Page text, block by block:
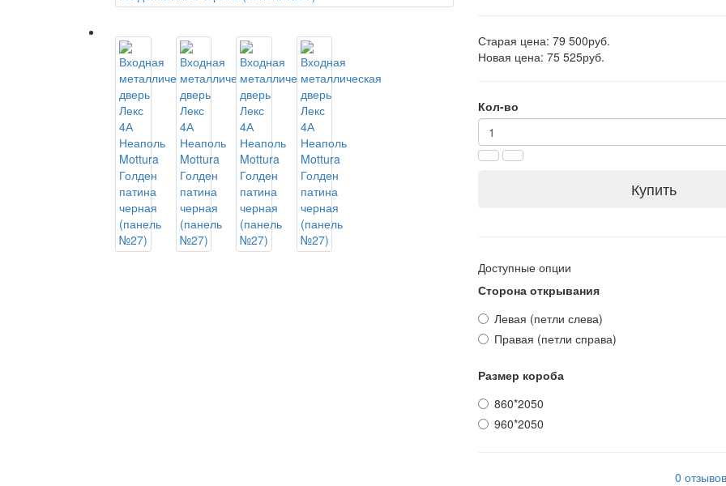
Старая цена: 79 500руб.
Новая цена: 75 525руб.
Кол-во
Купить
Доступные опции
Сторона открывания
Левая (петли слева)
Правая (петли справа)
Размер короба
860*2050
960*2050
0 отзывов